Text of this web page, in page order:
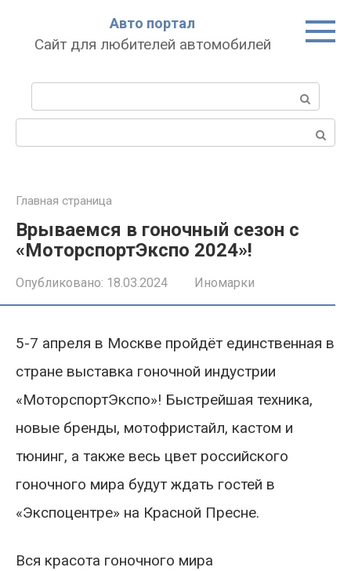
Авто портал
Сайт для любителей автомобилей
Главная страница
Врываемся в гоночный сезон с
«МоторспортЭкспо 2024»!
Опубликовано: 18.03.2024 Иномарки
5-7 апреля в Москве пройдёт единственная в
стране выставка гоночной индустрии
«МоторспортЭкспо»! Быстрейшая техника,
новые бренды, мотофристайл, кастом и
тюнинг, а также весь цвет российского
гоночного мира будут ждать гостей в
«Экспоцентре» на Красной Пресне.
Вся красота гоночного мира